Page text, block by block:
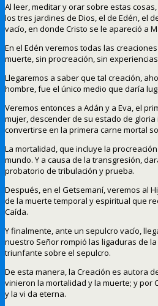
Al leer, meditar y orar sobre estas
los tres jardines de Dios, el de Edén, el
vacío, en donde Cristo se le apareció a
En el Edén veremos todas las
muerte, sin procreación, sin
Llegaremos a saber que tal creación,
hombre, fue el único medio que daría
Veremos entonces a Adán y a Eva, el
mujer, descender de su estado de
convertirse en la primera carne mortal
La mortalidad, que incluye la
mundo. Y a causa de la transgresión,
probatorio de tribulación y prueba.
Después, en el Getsemaní, veremos al
de la muerte temporal y espiritual que
Caída.
Y finalmente, ante un sepulcro vacío,
nuestro Señor rompió las ligaduras de
triunfante sobre el sepulcro.
De esta manera, la Creación es autora
vinieron la mortalidad y la muerte; y por
y la vi da eterna.